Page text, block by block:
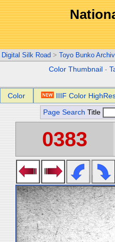
Digital Silk Road > Toyo Bunko
Color Thumbnail -
Color IIIF Color
Page Search Title
0383